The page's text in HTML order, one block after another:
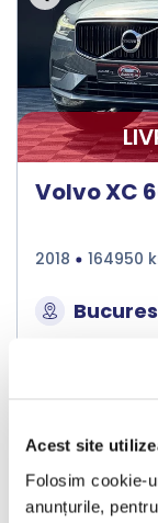
Acest site
Folosim cookie-
anunțurile,
Volvo XC
2018 164950